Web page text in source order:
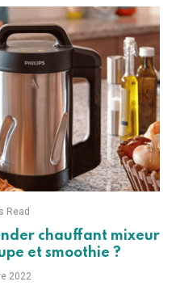
Read
chauffant mixeur
et smoothie ?
2022